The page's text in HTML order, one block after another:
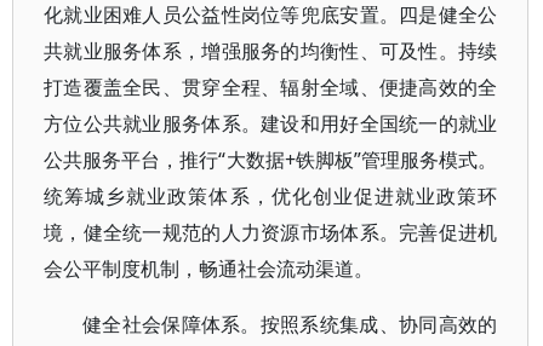
化就业困难人员公益性岗位等兜底安置。四是健全公
共就业服务体系，增强服务的均衡性、可及性。持续
打造覆盖全民、贯穿全程、辐射全域、便捷高效的全
方位公共就业服务体系。建设和用好全国统一的就业
公共服务平台，推行“大数据+铁脚板”管理服务模式。
统筹城乡就业政策体系，优化创业促进就业政策环
境，健全统一规范的人力资源市场体系。完善促进机
会公平制度机制，畅通社会流动渠道。
健全社会保障体系。按照系统集成、协同高效的